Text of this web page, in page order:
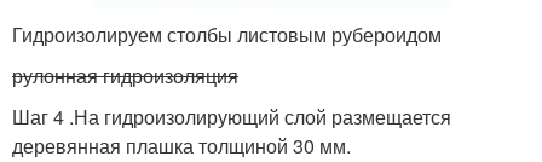
Гидроизолируем столбы листовым рубероидом
рулонная гидроизоляция
Шаг 4 .На гидроизолирующий слой размещается
деревянная плашка толщиной 30 мм.